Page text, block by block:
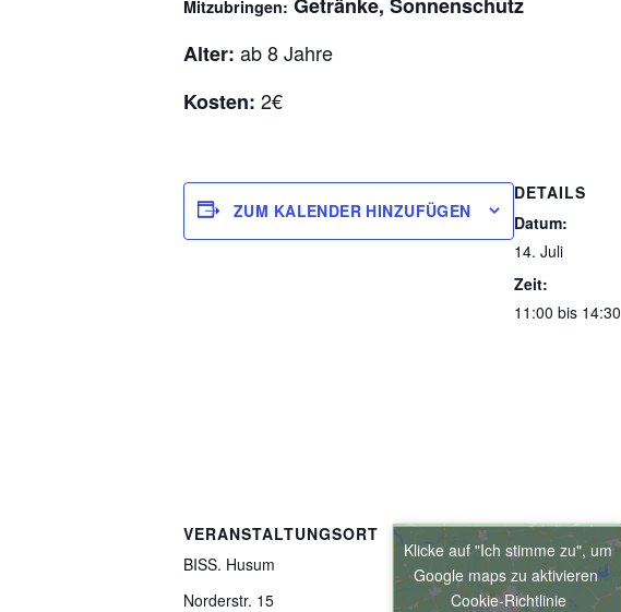
Mitzubringen:
Alter: ab 8 Jahre
Kosten: 2€
ZUM KALENDER HINZUFÜGEN
DETAILS
Datum:
14. Juli
Zeit:
11:00 bis 14:30
VERANSTALTUNGSORT
BISS. Husum
Norderstr. 15
Klicke auf "Ich stimme zu", um
Google maps zu aktivieren
Cookie-Richtlinie